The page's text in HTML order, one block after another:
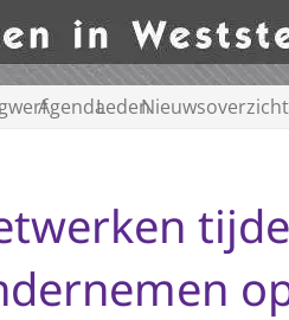
AgendaLedenNieuwsoverzicht